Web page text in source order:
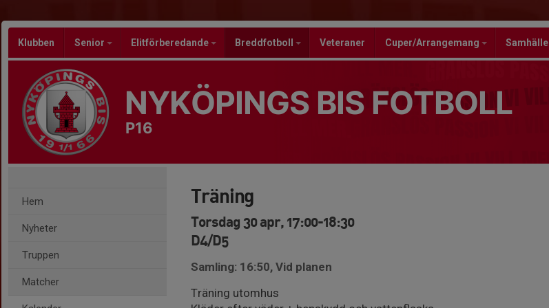
Klubben Senior Elitförberedande Breddfotboll Veteraner Cuper/Arrangemang Samhälle
NYKÖPINGS BIS FOTBOLL
P16
Hem
Nyheter
Truppen
Matcher
Träning
Torsdag 30 apr, 17:00-18:30
D4/D5
Samling: 16:50, Vid planen
Träning utomhus